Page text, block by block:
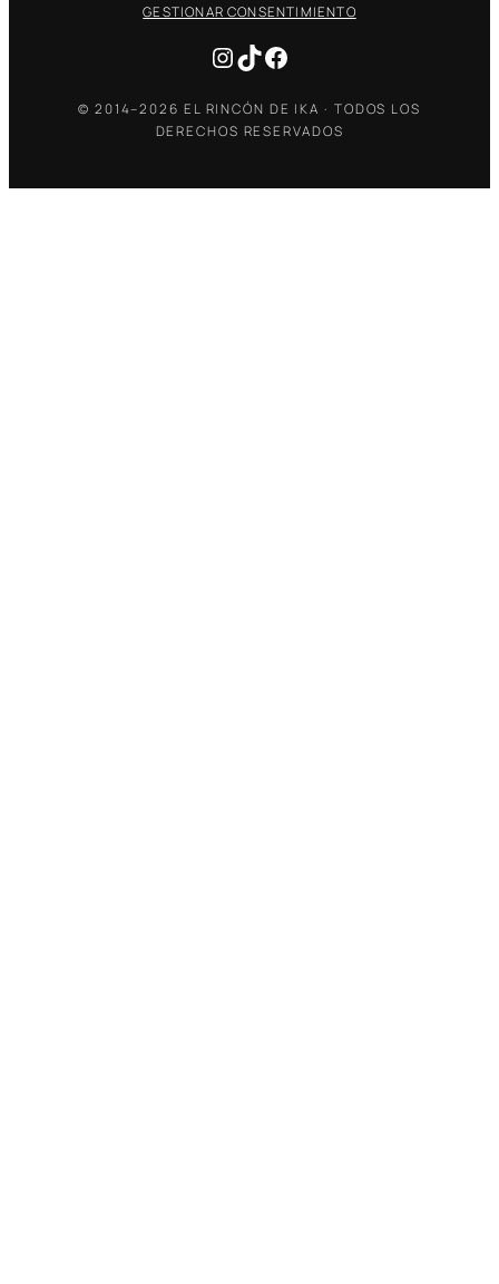
GESTIONAR CONSENTIMIENTO
Instagram
TikTokFacebook
© 2014–2026 EL RINCÓN DE IKA · TODOS LOS
DERECHOS RESERVADOS